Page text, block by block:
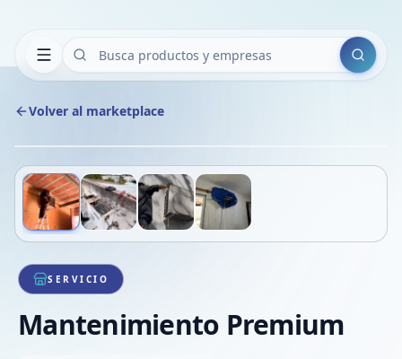
Buscar
Volver al marketplace
1/4
SERVICIO
Mantenimiento Premium